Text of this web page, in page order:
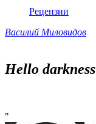
Рецензии
Василий Миловидов
Hello darkness